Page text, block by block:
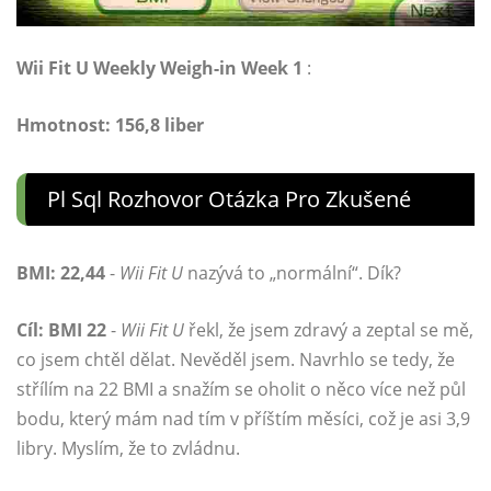
Wii Fit U Weekly Weigh-in Week 1 :
Hmotnost: 156,8 liber
Pl Sql Rozhovor Otázka Pro Zkušené
BMI: 22,44- Wii Fit U nazývá to „normální“. Dík?
Cíl: BMI 22- Wii Fit U řekl, že jsem zdravý a zeptal se mě,
co jsem chtěl dělat. Nevěděl jsem. Navrhlo se tedy, že
střílím na 22 BMI a snažím se oholit o něco více než půl
bodu, který mám nad tím v příštím měsíci, což je asi 3,9
libry. Myslím, že to zvládnu.